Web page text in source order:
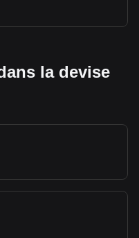
la devise